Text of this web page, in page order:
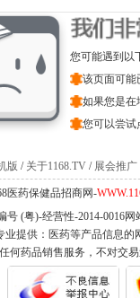
您可能遇到以
该页面可能
如果您是在
您可以尝试
版 / 关于1168.TV / 展会推广
医药保健品招商网-
号 (粤)-经营性-2014-0016
业提供：医药等产品信息的
何药品销售服务，不对交